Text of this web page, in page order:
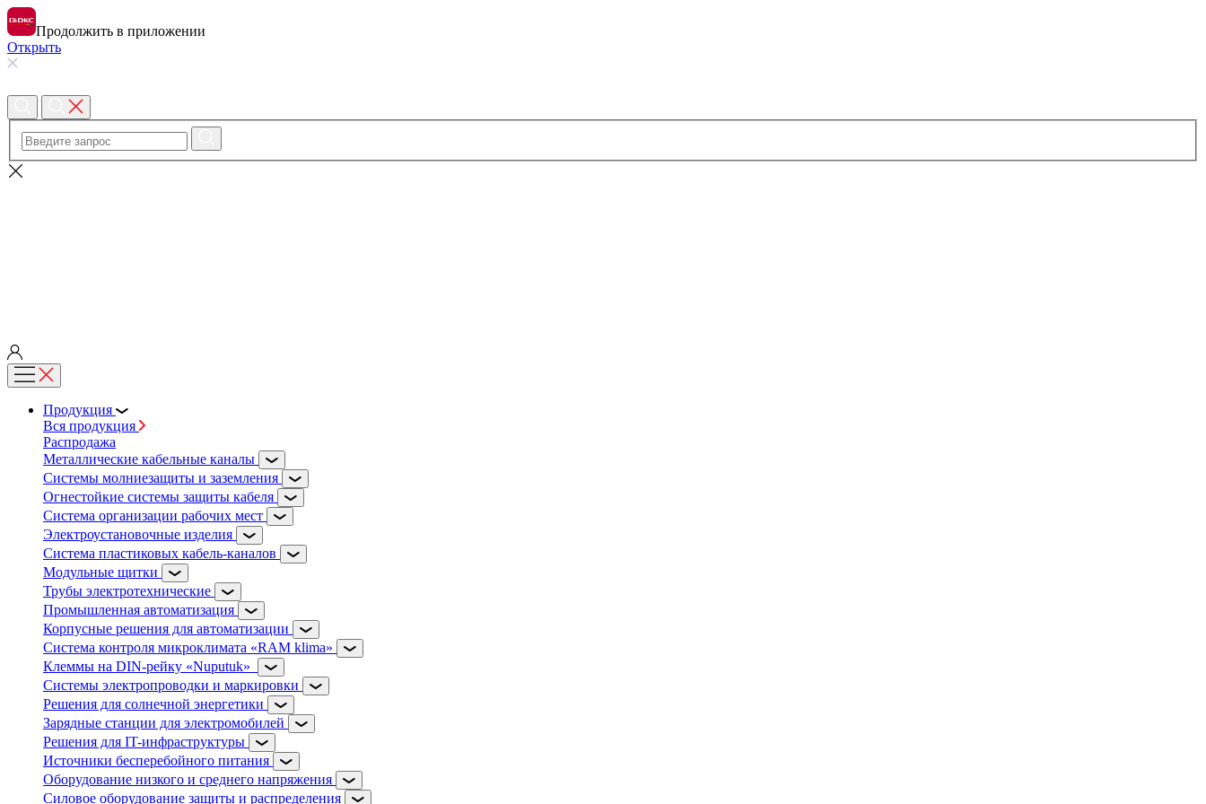
Продолжить в приложении
Открыть
Продукция
Вся продукция
Распродажа
Металлические кабельные каналы
Системы молниезащиты и заземления
Огнестойкие системы защиты кабеля
Система организации рабочих мест
Электроустановочные изделия
Система пластиковых кабель-каналов
Модульные щитки
Трубы электротехнические
Промышленная автоматизация
Корпусные решения для автоматизации
Система контроля микроклимата «RAM klima»
Клеммы на DIN-рейку «Nuputuk»
Системы электропроводки и маркировки
Решения для солнечной энергетики
Зарядные станции для электромобилей
Решения для IT-инфраструктуры
Источники бесперебойного питания
Оборудование низкого и среднего напряжения
Силовое оборудование защиты и распределения